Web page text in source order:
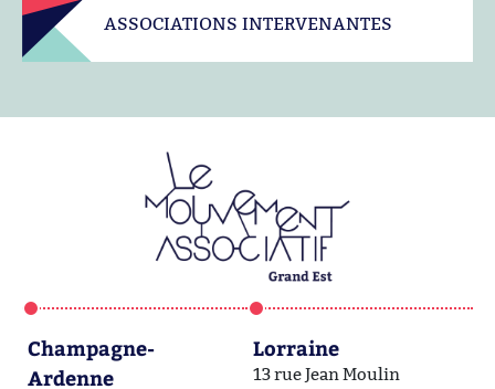
ASSOCIATIONS INTERVENANTES
Champagne-
Ardenne
Lorraine
13 rue Jean Moulin